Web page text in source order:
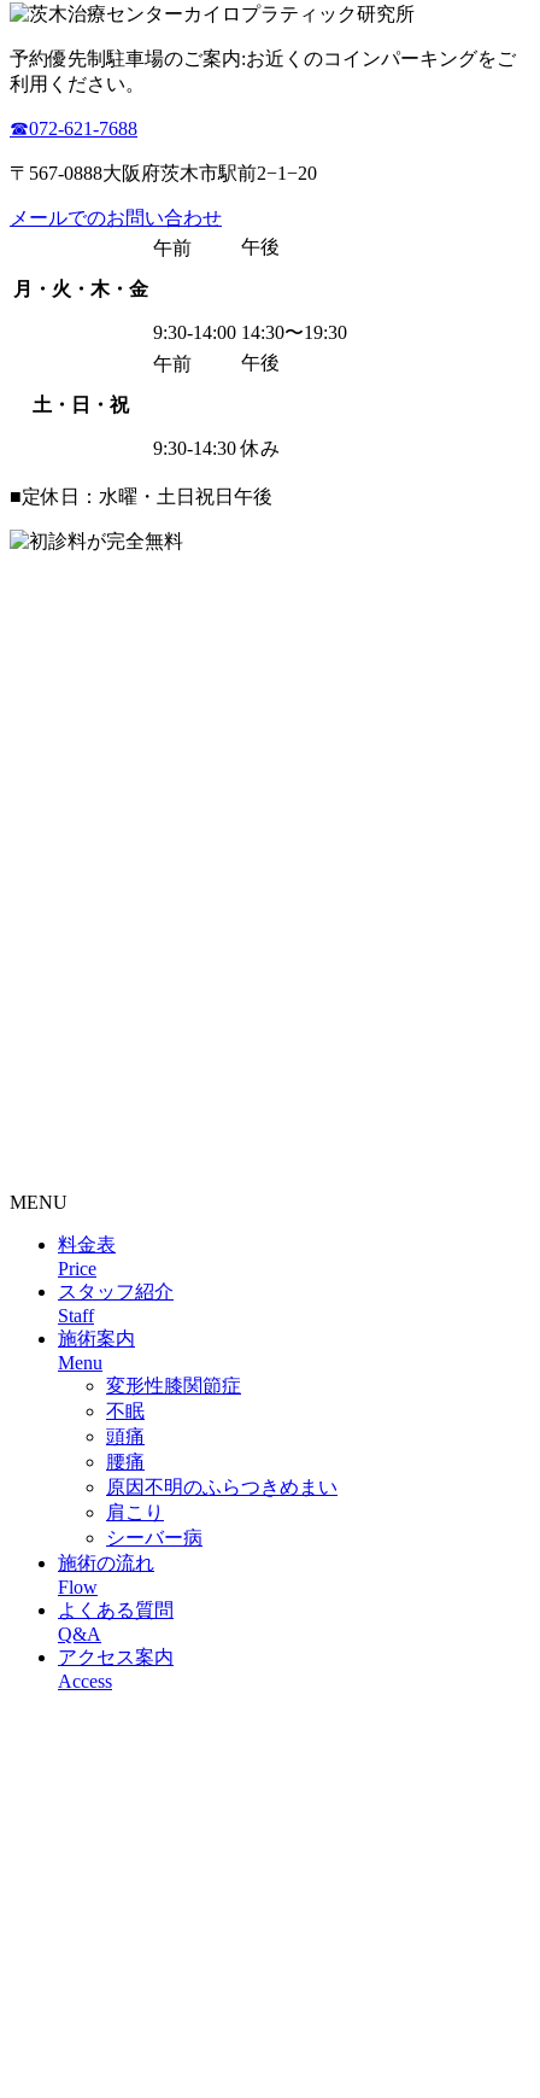
予約優先制 駐車場のご案内:お近くのコインパーキングをご
利用ください。
☎︎072-621-7688
〒567-0888大阪府茨木市駅前2−1−20
メールでのお問い合わせ
月・火・木・金
午前
9:30-14:00
午後
14:30〜19:30
土・日・祝
午前
9:30-14:30
午後
休み
■定休日：水曜・土日祝日午後
MENU
料金表
Price
スタッフ紹介
Staff
施術案内
Menu
変形性膝関節症
不眠
頭痛
腰痛
原因不明のふらつきめまい
肩こり
シーバー病
施術の流れ
Flow
よくある質問
Q&A
アクセス案内
Access